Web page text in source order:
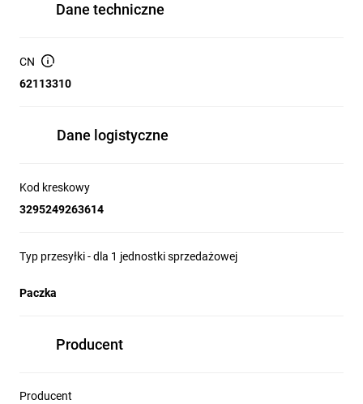
Dane techniczne
CN
62113310
Dane logistyczne
Kod kreskowy
3295249263614
Typ przesyłki - dla 1 jednostki sprzedażowej
Paczka
Producent
Producent